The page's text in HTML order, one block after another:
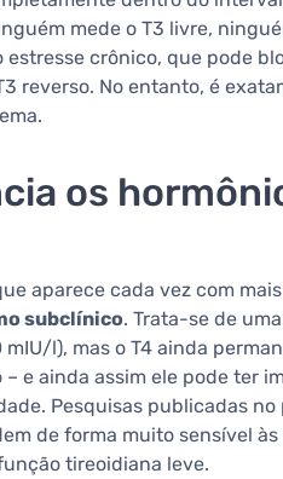
mede o T3 livre,
crônico, que pode
reverso. No entanto, é
os
aparece cada vez com
subclínico. Trata-se de
l), mas o T4 ainda
e ainda assim ele pode ter
Pesquisas publicadas no
de forma muito sensível
tireoidiana leve.